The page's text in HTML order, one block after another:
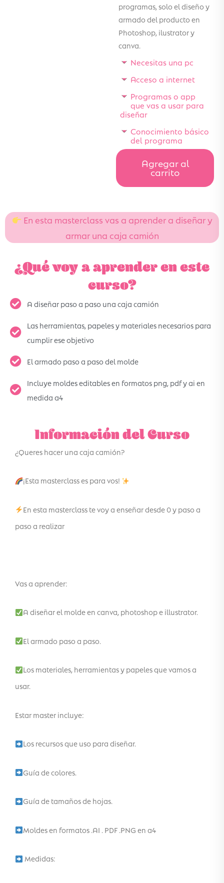
programas, solo el diseño y
armado del producto en
Photoshop, ilustrator y
canva.
Necesitas una pc
Acceso a internet
Programas o app
que vas a usar para
diseñar
Conocimiento básico
del programa
Agregar al
carrito
En esta masterclass vas a aprender a diseñar y
armar una caja camión
¿Qué voy a aprender en este
curso?
A diseñar paso a paso una caja camión
Las herramientas, papeles y materiales necesarios para
cumplir ese objetivo
El armado paso a paso del molde
Incluye moldes editables en formatos png, pdf y ai en
medida a4
Información del Curso
¿Queres hacer una caja camión?
¡Esta masterclass es para vos!
En esta masterclass te voy a enseñar desde 0 y paso a
paso a realizar
Vas a aprender:
A diseñar el molde en canva, photoshop e illustrator.
El armado paso a paso.
Los materiales, herramientas y papeles que vamos a
usar.
Estar master incluye:
Los recursos que uso para diseñar.
Guía de colores.
Guía de tamaños de hojas.
Moldes en formatos .AI . PDF .PNG en a4
Medidas: